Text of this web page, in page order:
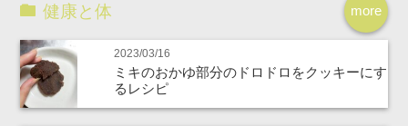
more
健康と体
2023/03/16
ミキのおかゆ部分のドロドロをクッキーにす
るレシピ